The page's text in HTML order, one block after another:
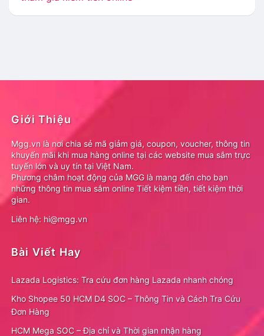
Giới Thiệu
Mgg.vn là nơi chia sẻ mã giảm giá, coupon, voucher, thông tin
khuyến mãi khi mua hàng online tại các website mua sắm trực
tuyến lớn và uy tín tại Việt Nam.
Phương châm hoạt động của MGG là mang đến cho bạn
những thông tin mua sắm online Tiết kiệm tiền, tiết kiệm thời
gian.
Liên hệ: hi@mgg.vn
Bài Viết Hay
Lazada Logistics: Tra cứu đơn hàng Lazada nhanh chóng
Kho Shopee 50 HCM D4 SOC – Thông Tin và Cách Tra Cứu
Đơn Hàng
HCM Mega SOC – Địa chỉ và Thời gian nhận hàng